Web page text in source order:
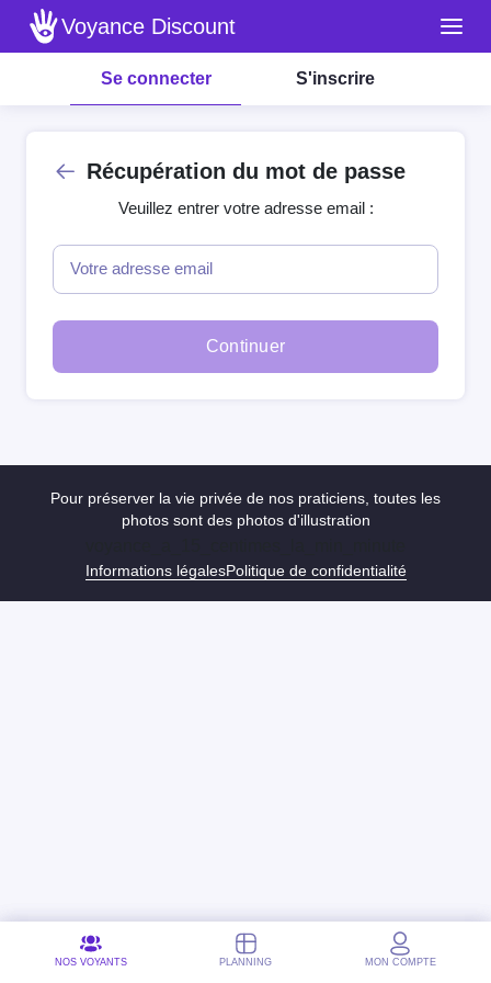
Voyance Discount
Se connecter S'inscrire
Récupération du mot de passe
Veuillez entrer votre adresse email :
Votre adresse email
Continuer
NOS VOYANTS PLANNING MON COMPTE
Pour préserver la vie privée de nos praticiens, toutes les
photos sont des photos d'illustration
Informations légalesPolitique de confidentialité
NOS VOYANTS PLANNING MON COMPTE